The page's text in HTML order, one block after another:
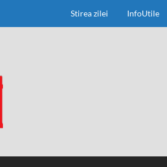
Stirea zilei InfoUtile